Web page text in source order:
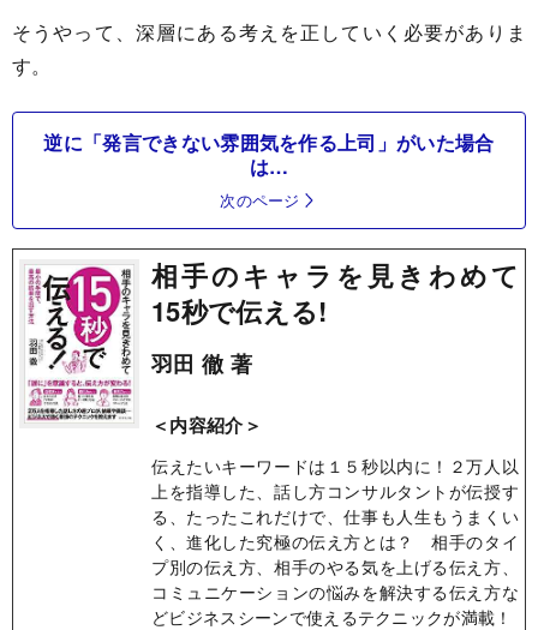
そうやって、深層にある考えを正していく必要がありま
す。
逆に「発言できない雰囲気を作る上司」がいた場合
は…
次のページ
相手のキャラを見きわめて
15秒で伝える!
羽田 徹 著
＜内容紹介＞
伝えたいキーワードは１５秒以内に！２万人以
上を指導した、話し方コンサルタントが伝授す
る、たったこれだけで、仕事も人生もうまくい
く、進化した究極の伝え方とは？ 相手のタイ
プ別の伝え方、相手のやる気を上げる伝え方、
コミュニケーションの悩みを解決する伝え方な
どビジネスシーンで使えるテクニックが満載！